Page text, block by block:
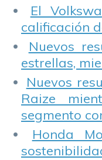
El
calificación
Nuevos
estrellas,
Nuevos
Raize
segmento
Honda